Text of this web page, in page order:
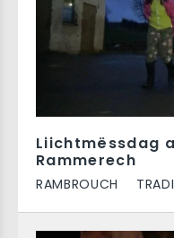
Liichtmëssdag
Rammerech
RAMBROUCH